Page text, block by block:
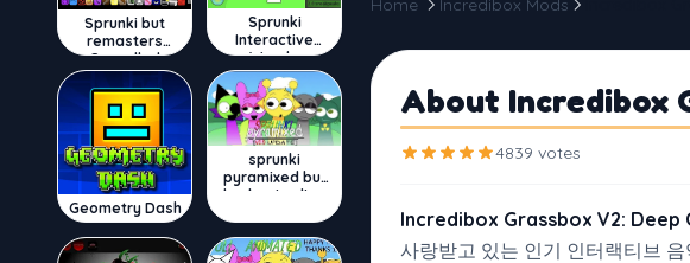
Sprunki but
remasters
Cancelled
Sprunki
Interactive
Wenda
Geometry Dash
sprunki
pyramixed but
broker is alive
Home Incredibox Mods
About Incredibox
4839 votes
Incredibox Grassbox V2: Deep
사랑받고 있는 인기 인터랙티브